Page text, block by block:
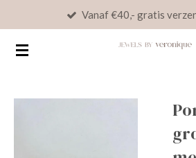
naar
Vanaf €40,- gratis